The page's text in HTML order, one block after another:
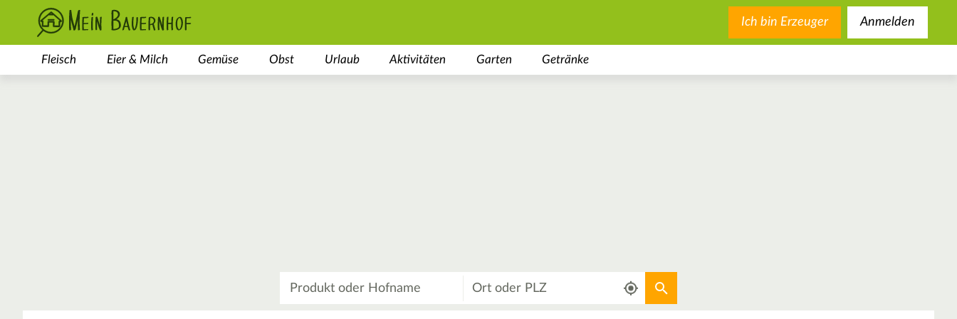
Ich bin Erzeuger Anmelden
Fleisch Eier & Milch Gemüse Obst Urlaub Aktivitäten Garten Getränke
Aktuellen Standort verwenden